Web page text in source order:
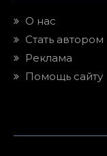
О нас
Стать автором
Реклама
Помощь сайту